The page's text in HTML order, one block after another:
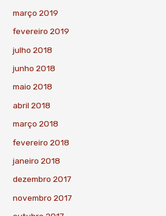
março 2019
fevereiro 2019
julho 2018
junho 2018
maio 2018
abril 2018
março 2018
fevereiro 2018
janeiro 2018
dezembro 2017
novembro 2017